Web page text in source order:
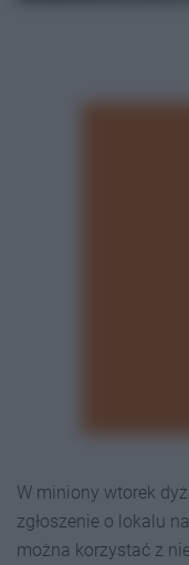
W miniony wtorek
zgłoszenie o lokalu
można korzystać z